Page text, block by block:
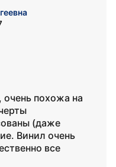
очень похожа на
(даже
Винил очень
все